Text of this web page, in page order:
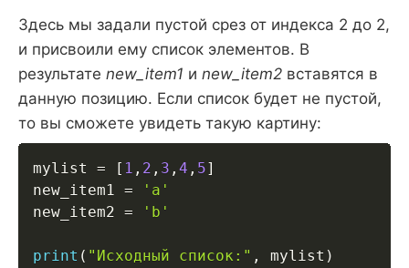
Здесь мы задали пустой срез от индекса 2 до 2,
и присвоили ему список элементов. В
результате new_item1 и new_item2 вставятся в
данную позицию. Если список будет не пустой,
то вы сможете увидеть такую картину:
mylist = [ 1 , 2 , 3 , 4 , 5]
new_item1 =
'a'
new_item2 = 'b'
print ( "Исходный список:" , mylist )